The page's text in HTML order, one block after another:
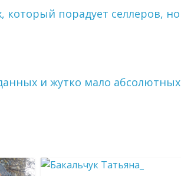
который порадует селлеров, но
и жутко мало абсолютных